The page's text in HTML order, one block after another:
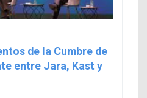
de la Cumbre de
entre Jara, Kast y